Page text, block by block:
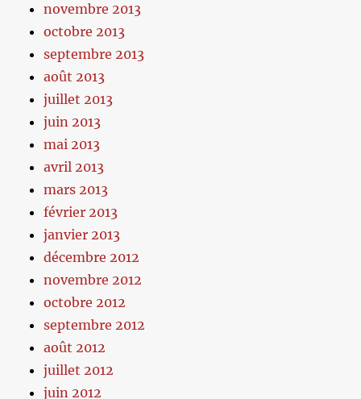
novembre 2013
octobre 2013
septembre 2013
août 2013
juillet 2013
juin 2013
mai 2013
avril 2013
mars 2013
février 2013
janvier 2013
décembre 2012
novembre 2012
octobre 2012
septembre 2012
août 2012
juillet 2012
juin 2012